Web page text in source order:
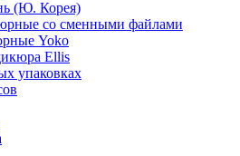
(Ю. Корея)
со сменными файлами
Yoko
Ellis
упаковках